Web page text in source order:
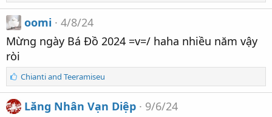
oomi
4/8/24
Mừng ngày Bá Đồ 2024 =v=/ haha nhiều năm vậy
ròi
S
ố
ư
Chiantiand Teeramiseu
Lăng Nhân Vạn Diệp
9/6/24